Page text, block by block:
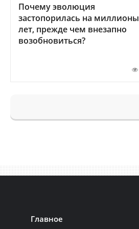
Почему эволюция
застопорилась на миллионы
лет, прежде чем внезапно
возобновиться?
Главное